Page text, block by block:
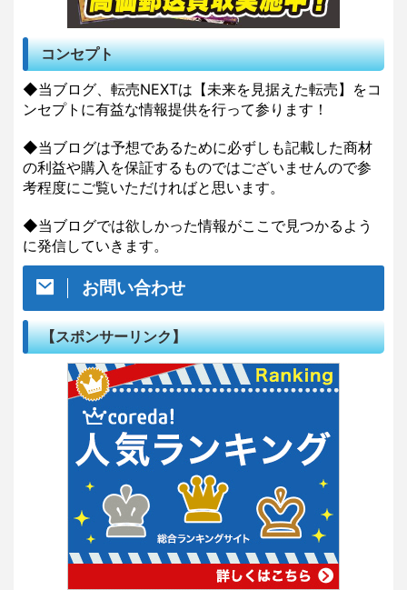
コンセプト
◆当ブログ、転売NEXTは【未来を見据えた転売】をコ
ンセプトに有益な情報提供を行って参ります！
◆当ブログは予想であるために必ずしも記載した商材
の利益や購入を保証するものではございませんので参
考程度にご覧いただければと思います。
◆当ブログでは欲しかった情報がここで見つかるよう
に発信していきます。
お問い合わせ
【スポンサーリンク】